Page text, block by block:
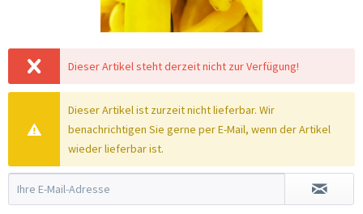
Dieser Artikel steht derzeit nicht zur Verfügung!
Dieser Artikel ist zurzeit nicht lieferbar. Wir
benachrichtigen Sie gerne per E-Mail, wenn der Artikel
wieder lieferbar ist.